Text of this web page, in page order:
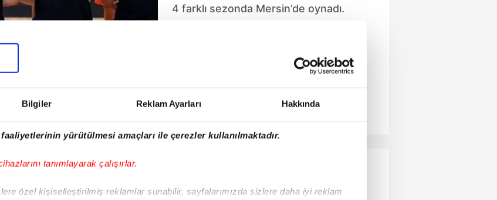
Bilgiler Reklam Ayarları Hakkında
yürütülmesi amaçları ile çerezler kullanılmaktadır.
tanımlayarak çalışırlar.
özel kişiselleştirilmiş reklamlar sunabilir, sayfalarımızda sizlere daha iyi reklam
4 farklı sezonda Mersin’de oynadı.
6 7 8 9 10